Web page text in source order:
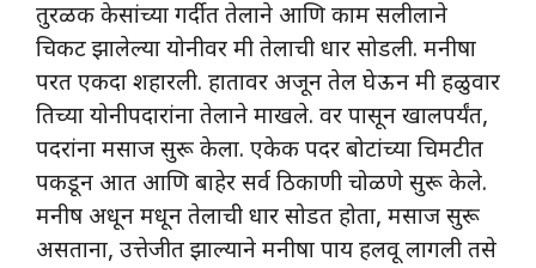
तुरळक केसांच्या गर्दीत तेलाने आणि काम सलीलाने
चिकट झालेल्या योनीवर मी तेलाची धार सोडली. मनीषा
परत एकदा शहारली. हातावर अजून तेल घेऊन मी हळुवार
तिच्या योनीपदारांना तेलाने माखले. वर पासून खालपर्यंत,
पदरांना मसाज सुरू केला. एकेक पदर बोटांच्या चिमटीत
पकडून आत आणि बाहेर सर्व ठिकाणी चोळणे सुरू केले.
मनीष अधून मधून तेलाची धार सोडत होता, मसाज सुरू
असताना, उत्तेजीत झाल्याने मनीषा पाय हलवू लागली तसे